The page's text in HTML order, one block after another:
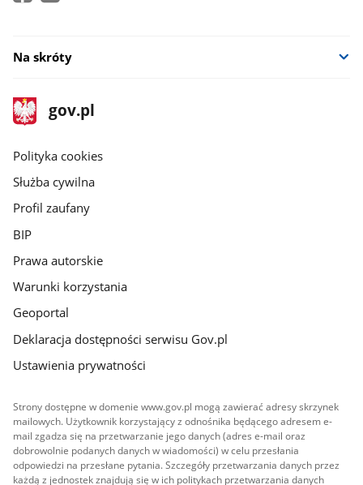
Na skróty
stopka
gov.pl
Strona
gov.pl
gov.pl
Polityka cookies
Służba cywilna
Profil zaufany
BIP
Prawa autorskie
Warunki korzystania
Geoportal
Deklaracja dostępności serwisu Gov.pl
Ustawienia prywatności
Strony dostępne w domenie www.gov.pl mogą zawierać adresy skrzynek
mailowych. Użytkownik korzystający z odnośnika będącego adresem e-
mail zgadza się na przetwarzanie jego danych (adres e-mail oraz
dobrowolnie podanych danych w wiadomości) w celu przesłania
odpowiedzi na przesłane pytania. Szczegóły przetwarzania danych przez
każdą z jednostek znajdują się w ich politykach przetwarzania danych